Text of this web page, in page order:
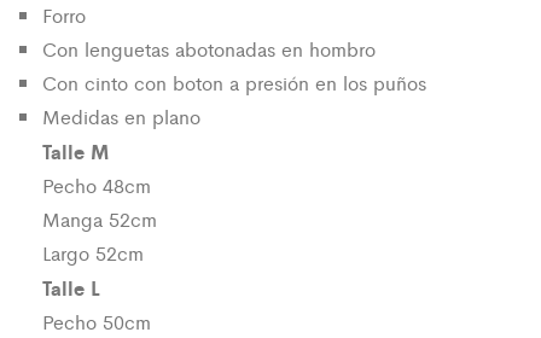
Forro
Con lenguetas abotonadas en hombro
Con cinto con boton a presión en los puños
Medidas en plano
Talle M
Pecho 48cm
Manga 52cm
Largo 52cm
Talle L
Pecho 50cm